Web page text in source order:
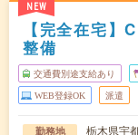
NEW
【完全在宅】
整備
交通費別途支給あり
WEB登録OK 派遣
勤務地
栃木県宇